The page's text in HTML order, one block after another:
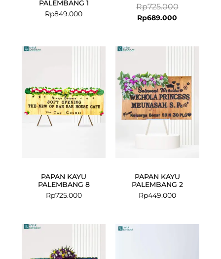
PALEMBANG 1
Rp849.000
Rp725.000
Rp689.000
PAPAN KAYU
PALEMBANG 8
Rp725.000
PAPAN KAYU
PALEMBANG 2
Rp449.000